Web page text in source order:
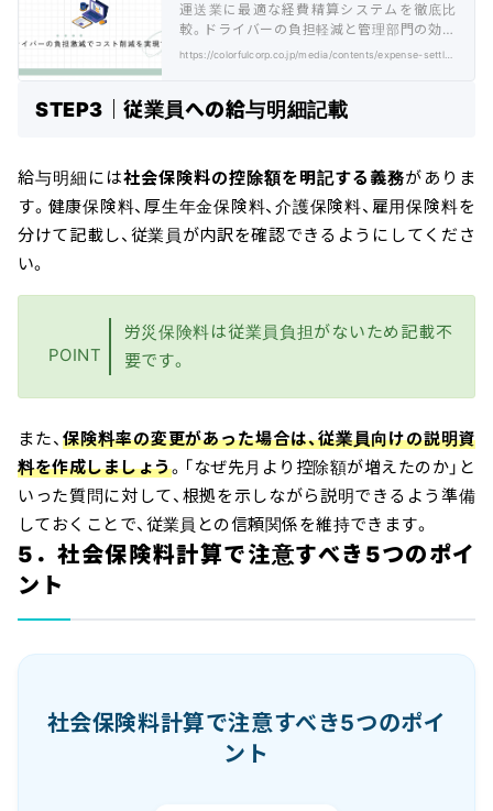
運送業に最適な経費精算システムを徹底比
較。ドライバーの負担軽減と管理部門の効率
化を実現する選び方とおすすめ15選を紹介。https://colorfulcorp.co.jp/media/contents/expense-settlement-system/
STEP3｜従業員への給与明細記載
給与明細には社会保険料の控除額を明記する義務がありま
す。健康保険料、厚生年金保険料、介護保険料、雇用保険料を
分けて記載し、従業員が内訳を確認できるようにしてくださ
い。
POINT
労災保険料は従業員負担がないため記載不
要です。
また、 保険料率の変更があった場合は、従業員向けの説明資
料を作成しましょう。「なぜ先月より控除額が増えたのか」と
いった質問に対して、根拠を示しながら説明できるよう準備
しておくことで、従業員との信頼関係を維持できます。
5．社会保険料計算で注意すべき5つのポイ
ント
社会保険料計算で注意すべき5つのポイ
ント